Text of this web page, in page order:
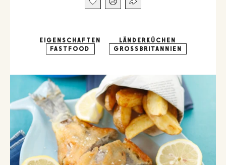
EIGENSCHAFTEN
FASTFOOD
LÄNDERKÜCHEN
GROSSBRITANNIEN